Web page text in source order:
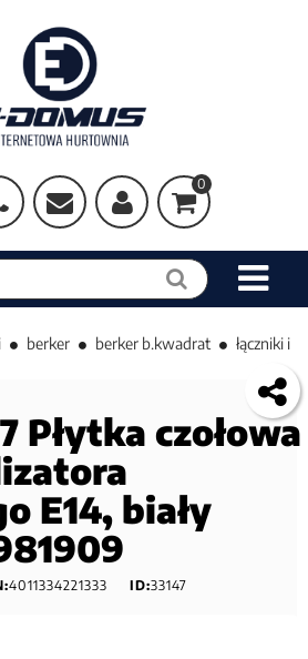
0
berker berker b.kwadrat
łączniki i
Płytka czołowa
E14, biały
4011334221333 ID:33147